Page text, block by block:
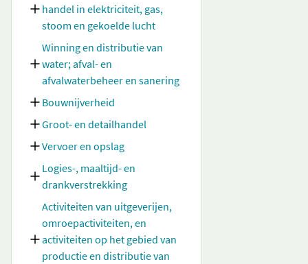
handel in elektriciteit, gas,
stoom en gekoelde lucht
Winning en distributie van
water; afval- en
afvalwaterbeheer en sanering
Bouwnijverheid
Groot- en detailhandel
Vervoer en opslag
Logies-, maaltijd- en
drankverstrekking
Activiteiten van uitgeverijen,
omroepactiviteiten, en
activiteiten op het gebied van
productie en distributie van